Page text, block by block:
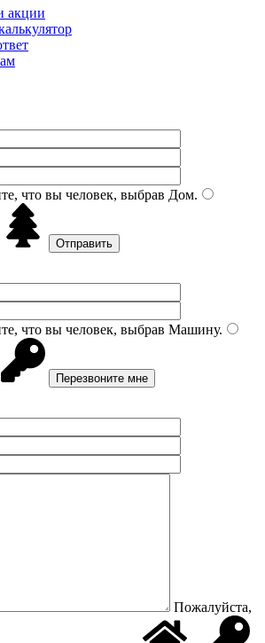
акции
что вы человек, выбрав Дом.
что вы человек, выбрав Машину.
Пожалуйста,